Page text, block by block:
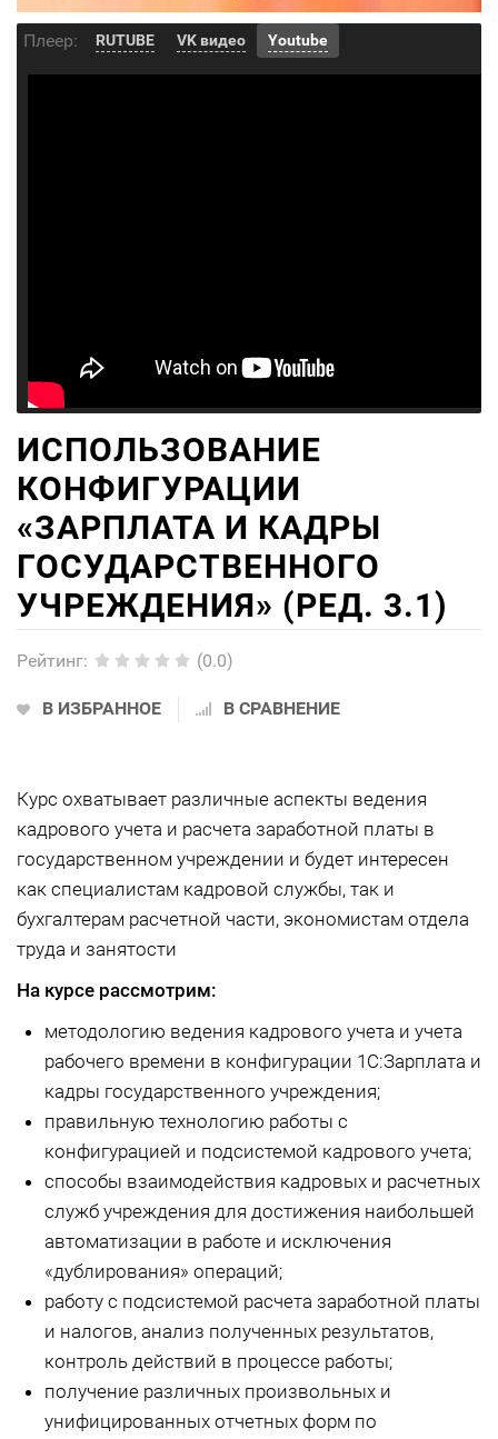
Плеер: RUTUBE VK видео Youtube
ИСПОЛЬЗОВАНИЕ
КОНФИГУРАЦИИ
«ЗАРПЛАТА И КАДРЫ
ГОСУДАРСТВЕННОГО
УЧРЕЖДЕНИЯ» (РЕД. 3.1)
Рейтинг: (0.0)
В ИЗБРАННОЕ В СРАВНЕНИЕ
Курс охватывает различные аспекты ведения
кадрового учета и расчета заработной платы в
государственном учреждении и будет интересен
как специалистам кадровой службы, так и
бухгалтерам расчетной части, экономистам отдела
труда и занятости
На курсе рассмотрим:
методологию ведения кадрового учета и учета
рабочего времени в конфигурации 1С:Зарплата и
кадры государственного учреждения;
правильную технологию работы с
конфигурацией и подсистемой кадрового учета;
способы взаимодействия кадровых и расчетных
служб учреждения для достижения наибольшей
автоматизации в работе и исключения
«дублирования» операций;
работу с подсистемой расчета заработной платы
и налогов, анализ полученных результатов,
контроль действий в процессе работы;
получение различных произвольных и
унифицированных отчетных форм по